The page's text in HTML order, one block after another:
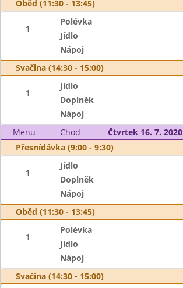
Oběd (11:30 - 13:45)
1
Polévka
Jídlo
Nápoj
Svačina (14:30 - 15:00)
1
Jídlo
Doplněk
Nápoj
Menu
Chod
Čtvrtek 16. 7. 2020
Přesnídávka (9:00 - 9:30)
1
Jídlo
Doplněk
Nápoj
Oběd (11:30 - 13:45)
1
Polévka
Jídlo
Nápoj
Svačina (14:30 - 15:00)